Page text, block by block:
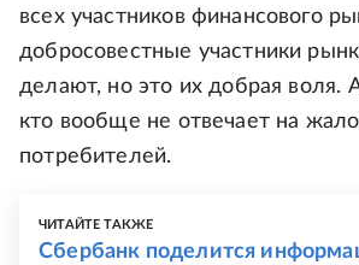
всех участников финансового
добросовестные участники
делают, но это их добрая воля.
кто вообще не отвечает на
потребителей.
ЧИТАЙТЕ ТАКЖЕ
Сбербанк поделится